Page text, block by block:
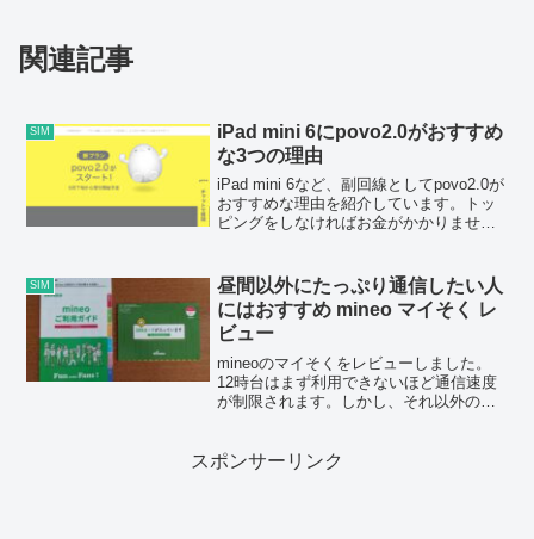
関連記事
SIM
iPad mini 6にpovo2.0がおすすめ
な3つの理由
iPad mini 6など、副回線としてpovo2.0が
おすすめな理由を紹介しています。トッ
ピングをしなければお金がかかりません
SIM
昼間以外にたっぷり通信したい人
にはおすすめ mineo マイそく レ
ビュー
mineoのマイそくをレビューしました。
12時台はまず利用できないほど通信速度
が制限されます。しかし、それ以外の時
ます。
スポンサーリンク